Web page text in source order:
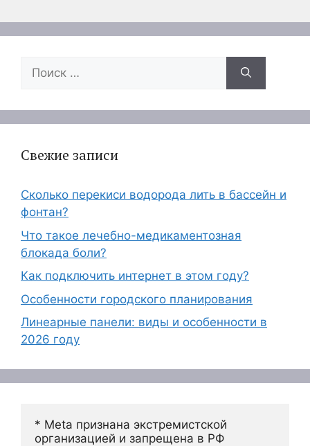
Поиск:
Свежие записи
Сколько перекиси водорода лить в бассейн и
фонтан?
Что такое лечебно-медикаментозная
блокада боли?
Как подключить интернет в этом году?
Особенности городского планирования
Линеарные панели: виды и особенности в
2026 году
* Meta признана экстремистской
организацией и запрещена в РФ